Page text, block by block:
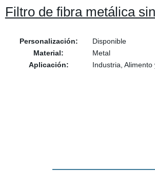
Filtro de fibra metálica
Personalización:
Disponible
Material:
Metal
Aplicación:
Industria,